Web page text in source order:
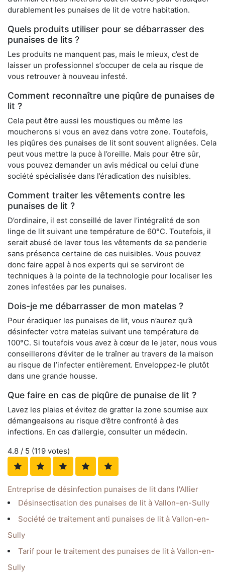
durablement les punaises de lit de votre habitation.
Quels produits utiliser pour se débarrasser des
punaises de lits ?
Les produits ne manquent pas, mais le mieux, c’est de
laisser un professionnel s’occuper de cela au risque de
vous retrouver à nouveau infesté.
Comment reconnaître une piqûre de punaises de
lit ?
Cela peut être aussi les moustiques ou même les
moucherons si vous en avez dans votre zone. Toutefois,
les piqûres des punaises de lit sont souvent alignées. Cela
peut vous mettre la puce à l’oreille. Mais pour être sûr,
vous pouvez demander un avis médical ou celui d’une
société spécialisée dans l’éradication des nuisibles.
Comment traiter les vêtements contre les
punaises de lit ?
D’ordinaire, il est conseillé de laver l’intégralité de son
linge de lit suivant une température de 60°C. Toutefois, il
serait abusé de laver tous les vêtements de sa penderie
sans présence certaine de ces nuisibles. Vous pouvez
donc faire appel à nos experts qui se serviront de
techniques à la pointe de la technologie pour localiser les
zones infestées par les punaises.
Dois-je me débarrasser de mon matelas ?
Pour éradiquer les punaises de lit, vous n’aurez qu’à
désinfecter votre matelas suivant une température de
100°C. Si toutefois vous avez à cœur de le jeter, nous vous
conseillerons d’éviter de le traîner au travers de la maison
au risque de l’infecter entièrement. Enveloppez-le plutôt
dans une grande housse.
Que faire en cas de piqûre de punaise de lit ?
Lavez les plaies et évitez de gratter la zone soumise aux
démangeaisons au risque d’être confronté à des
infections. En cas d’allergie, consulter un médecin.
4.8 / 5 (119 votes)
Entreprise de désinfection punaises de lit dans l'Allier
Désinsectisation des punaises de lit à Vallon-en-Sully
Société de traitement anti punaises de lit à Vallon-en-
Sully
Tarif pour le traitement des punaises de lit à Vallon-en-
Sully